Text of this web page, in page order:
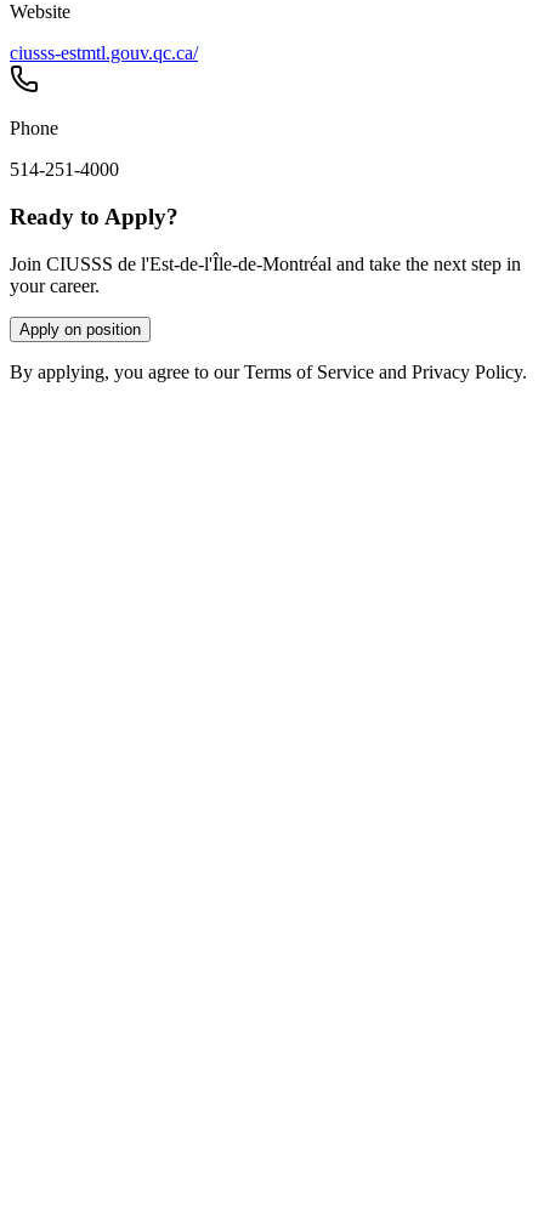
Website
ciusss-estmtl.gouv.qc.ca/
Phone
514-251-4000
Ready to Apply?
Join CIUSSS de l'Est-de-l'Île-de-Montréal and take the next step in
your career.
Apply on position
By applying, you agree to our Terms of Service and Privacy Policy.